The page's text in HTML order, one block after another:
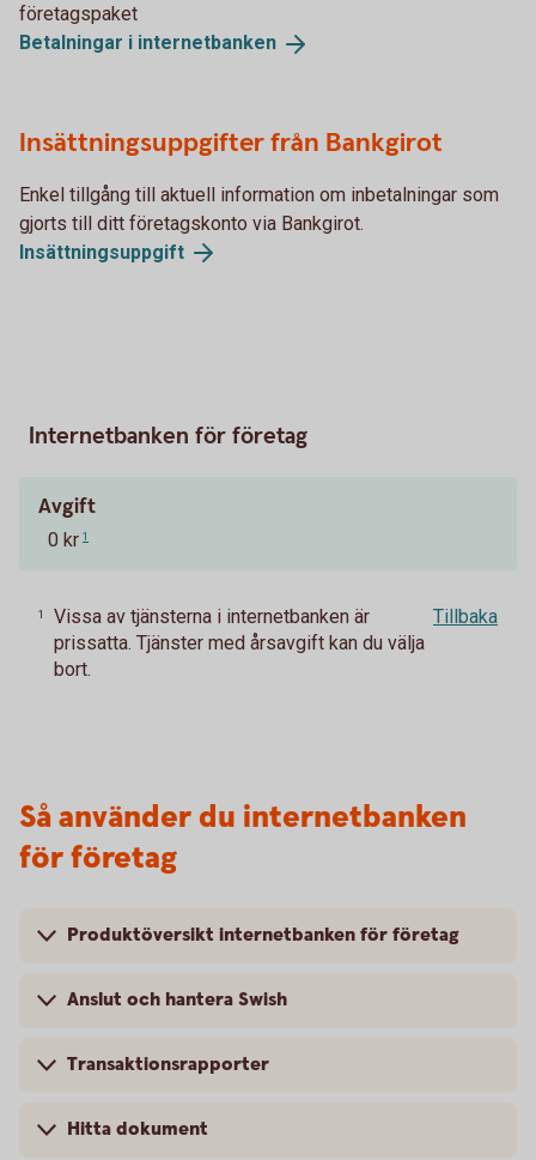
företagspaket
Betalningar i internetbanken
Insättningsuppgifter från Bankgirot
Enkel tillgång till aktuell information om inbetalningar som
gjorts till ditt företagskonto via Bankgirot.
Insättningsuppgift
Internetbanken för företag
Avgift
0 kr 1
1
Vissa av tjänsterna i internetbanken är
prissatta. Tjänster med årsavgift kan du välja
bort.
Tillbaka
Så använder du internetbanken
för företag
Produktöversikt internetbanken för företag
Anslut och hantera Swish
Transaktionsrapporter
Hitta dokument